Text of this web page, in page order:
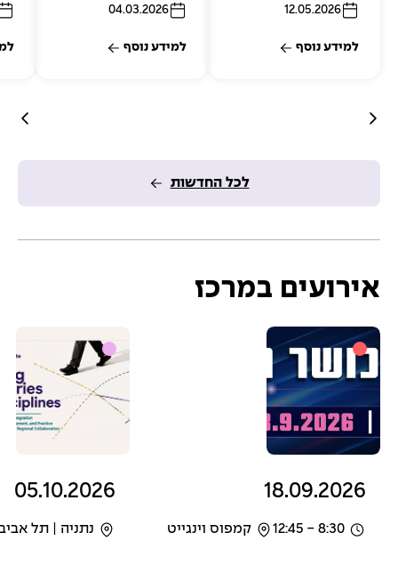
י
ו
ת
ר
12.05.2026
למידע נוסף
ק
ם
ת
ר
04.03.2026
למידע נוסף
ק
ם
ת
ר
לכל החדשות
אירועים במרכז
18.09.2026
8:30 - 12:45 קמפוס וינגייט
05.10.2026
נתניה | תל